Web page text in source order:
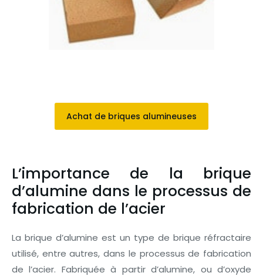
Achat de briques alumineuses
L’importance de la brique
d’alumine dans le processus de
fabrication de l’acier
La brique d’alumine est un type de brique réfractaire
utilisé, entre autres, dans le processus de fabrication
de l’acier. Fabriquée à partir d’alumine, ou d’oxyde